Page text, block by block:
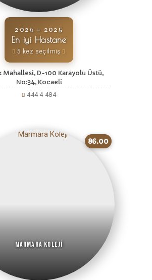
2024 – 2025
En iyi Hastane
5 kez seçilmiş
Mahallesi, D-100 Karayolu Üstü,
No:34, Kocaeli
444 4 484
86.00
Marmara Koleji